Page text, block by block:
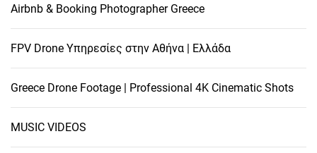
Airbnb & Booking Photographer Greece
FPV Drone Υπηρεσίες στην Αθήνα | Ελλάδα
Greece Drone Footage | Professional 4K Cinematic Shots
MUSIC VIDEOS